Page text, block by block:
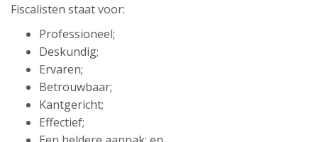
Fiscalisten staat voor:
Professioneel;
Deskundig;
Ervaren;
Betrouwbaar;
Kantgericht;
Effectief;